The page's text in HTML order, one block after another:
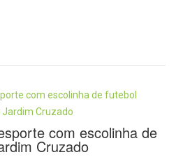
com escolinha de
Cruzado